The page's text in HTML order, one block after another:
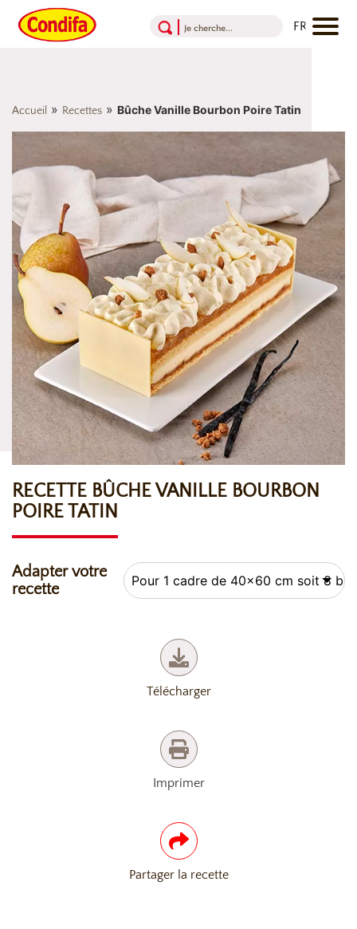
Accueil » Recettes » Bûche Vanille Bourbon Poire Tatin
RECETTE BÛCHE VANILLE BOURBON
POIRE TATIN
Adapter votre
recette
Télécharger
Imprimer
Partager la recette